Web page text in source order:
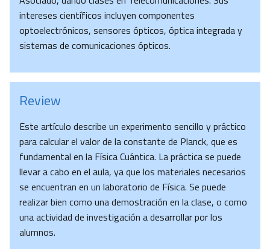
intereses científicos incluyen componentes
optoelectrónicos, sensores ópticos, óptica integrada y
sistemas de comunicaciones ópticos.
Review
Este artículo describe un experimento sencillo y práctico
para calcular el valor de la constante de Planck, que es
fundamental en la Física Cuántica. La práctica se puede
llevar a cabo en el aula, ya que los materiales necesarios
se encuentran en un laboratorio de Física. Se puede
realizar bien como una demostración en la clase, o como
una actividad de investigación a desarrollar por los
alumnos.